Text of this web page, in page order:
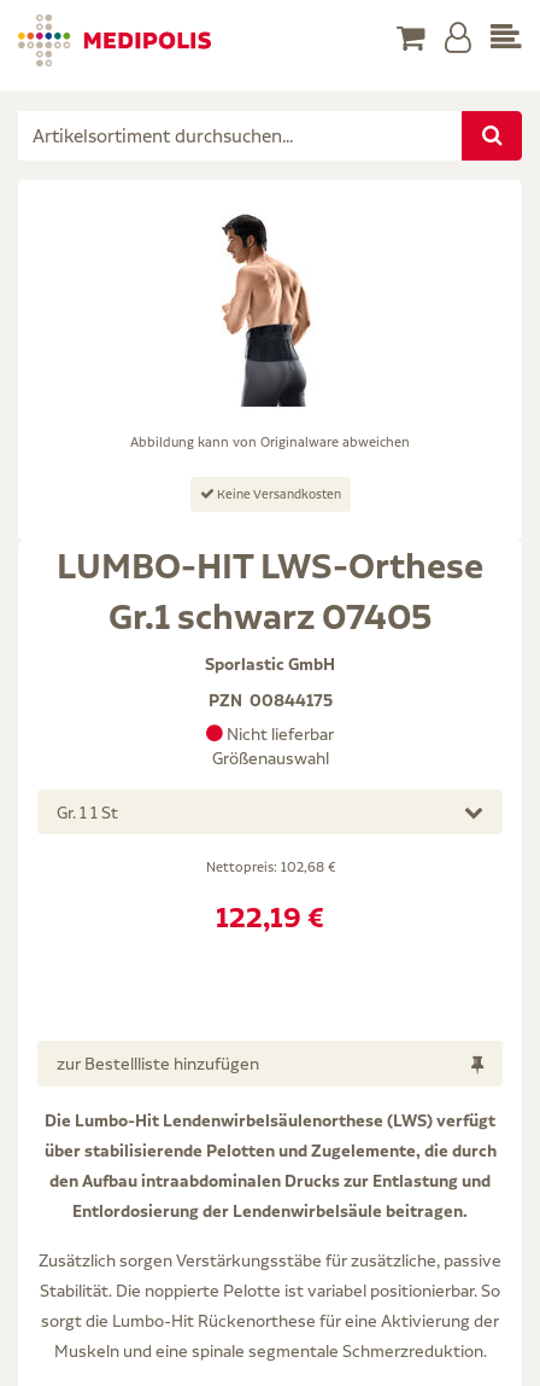
Abbildung kann von Originalware abweichen
Keine Versandkosten
LUMBO-HIT LWS-Orthese
Gr.1 schwarz 07405
Sporlastic GmbH
PZN 00844175
Nicht lieferbar
Größenauswahl
Gr. 1 1 St
Nettopreis: 102,68 €
122,19 €
zur Bestellliste hinzufügen
Die Lumbo-Hit Lendenwirbelsäulenorthese (LWS) verfügt
über stabilisierende Pelotten und Zugelemente, die durch
den Aufbau intraabdominalen Drucks zur Entlastung und
Entlordosierung der Lendenwirbelsäule beitragen.
Zusätzlich sorgen Verstärkungsstäbe für zusätzliche, passive
Stabilität. Die noppierte Pelotte ist variabel positionierbar. So
sorgt die Lumbo-Hit Rückenorthese für eine Aktivierung der
Muskeln und eine spinale segmentale Schmerzreduktion.